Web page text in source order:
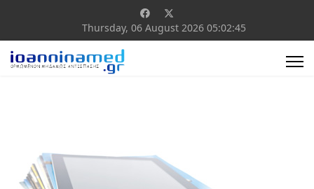
Thursday, 06 August 2026 05:02:45